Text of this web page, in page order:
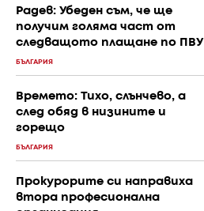
Радев: Убеден съм, че ще
получим голяма част от
следващото плащане по ПВУ
БЪЛГАРИЯ
Времето: Тихо, слънчево, а
след обяд в низините и
горещо
БЪЛГАРИЯ
Прокурорите си направиха
втора професионална